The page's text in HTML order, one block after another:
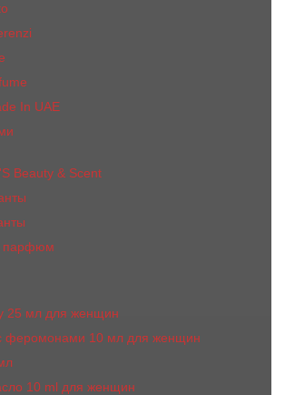
In UAE
Beauty & Scent
парфюм
25 мл для женщин
феромонами 10 мл для женщин
10 ml для женщин